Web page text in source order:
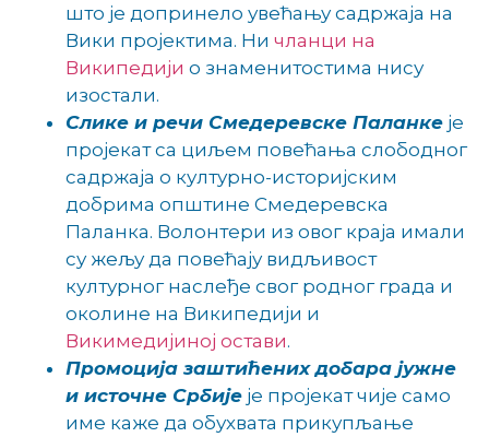
што је допринело увећању садржаја на
Вики пројектима. Ни чланци на
Википедији о знаменитостима нису
изостали.
Слике и речи Смедеревске Паланке је
пројекат са циљем повећања слободног
садржаја о културно-историјским
добрима општине Смедеревска
Паланка. Волонтери из овог краја имали
су жељу да повећају видљивост
културног наслеђе свог родног града и
околине на Википедији и
Викимедијиној остави.
Промоција заштићених добара јужне
и источне Србије је пројекат чије само
име каже да обухвата прикупљање